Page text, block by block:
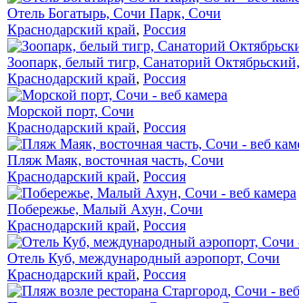
Отель Богатырь, Сочи Парк, Сочи
Краснодарский край, Россия
Зоопарк, белый тигр, Санаторий
Краснодарский край, Россия
Морской порт, Сочи
Краснодарский край, Россия
Пляж Маяк, восточная часть, Сочи
Краснодарский край, Россия
Побережье, Малый Ахун, Сочи
Краснодарский край, Россия
Отель Куб, международный аэропорт, Сочи
Краснодарский край, Россия